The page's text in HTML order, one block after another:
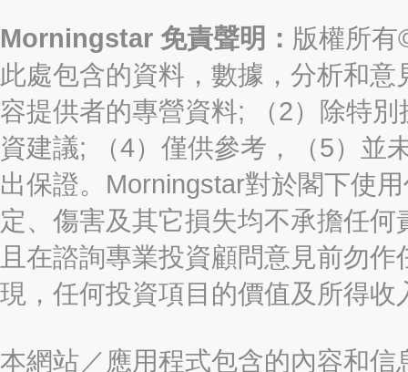
Morningstar 免責聲明： 版權所有
此處包含的資料，數據，分析和意
容提供者的專營資料; （2）除特
資建議; （4）僅供參考，（5）並
出保證。Morningstar對於閣下使
定、傷害及其它損失均不承擔任
且在諮詢專業投資顧問意見前勿
現，任何投資項目的價值及所得收
本網站／應用程式包含的內容和